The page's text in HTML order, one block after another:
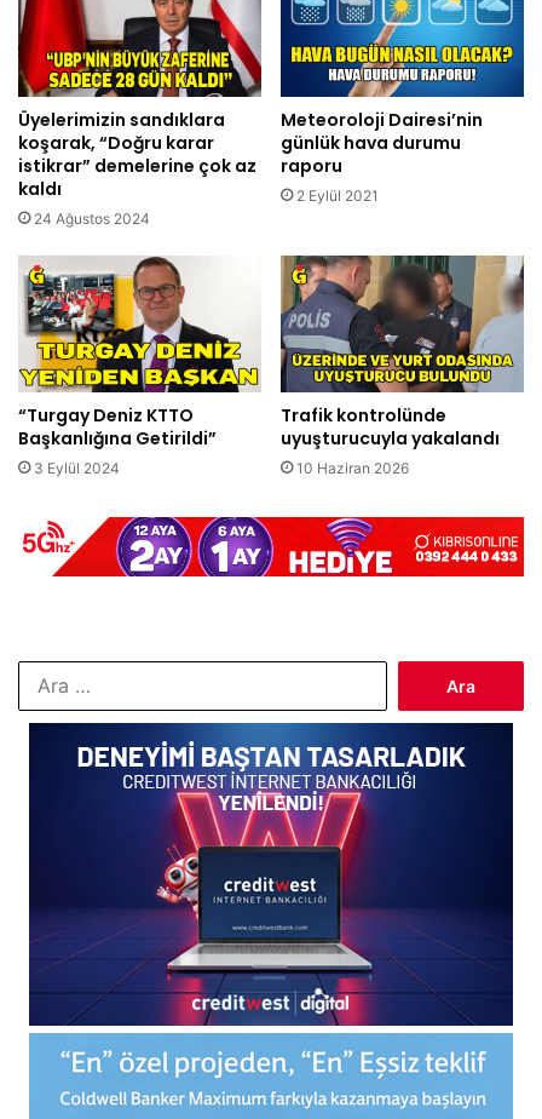
Üyelerimizin sandıklara
koşarak, “Doğru karar
istikrar” demelerine çok az
kaldı
24 Ağustos 2024
Meteoroloji Dairesi’nin
günlük hava durumu
raporu
2 Eylül 2021
“Turgay Deniz KTTO
Başkanlığına Getirildi”
3 Eylül 2024
Trafik kontrolünde
uyuşturucuyla yakalandı
10 Haziran 2026